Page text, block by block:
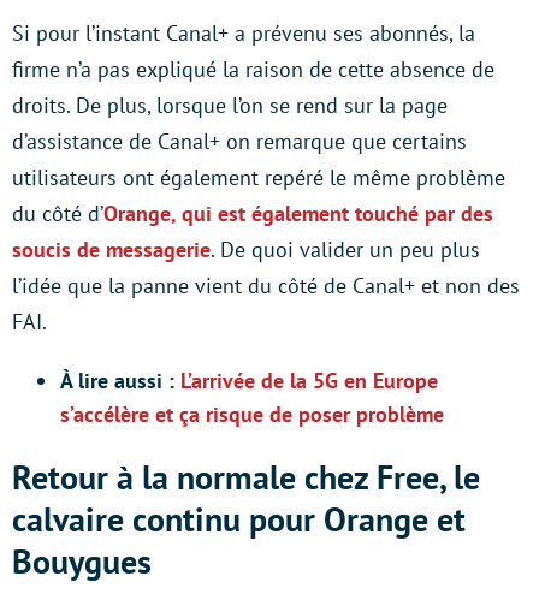
Si pour l’instant Canal+ a prévenu ses abonnés, la
firme n’a pas expliqué la raison de cette absence de
droits. De plus, lorsque l’on se rend sur la page
d’assistance de Canal+ on remarque que certains
utilisateurs ont également repéré le même problème
du côté d’Orange, qui est également touché par des
soucis de messagerie. De quoi valider un peu plus
l’idée que la panne vient du côté de Canal+ et non des
FAI.
À lire aussi : L’arrivée de la 5G en Europe
s’accélère et ça risque de poser problème
Retour à la normale chez Free, le
calvaire continu pour Orange et
Bouygues